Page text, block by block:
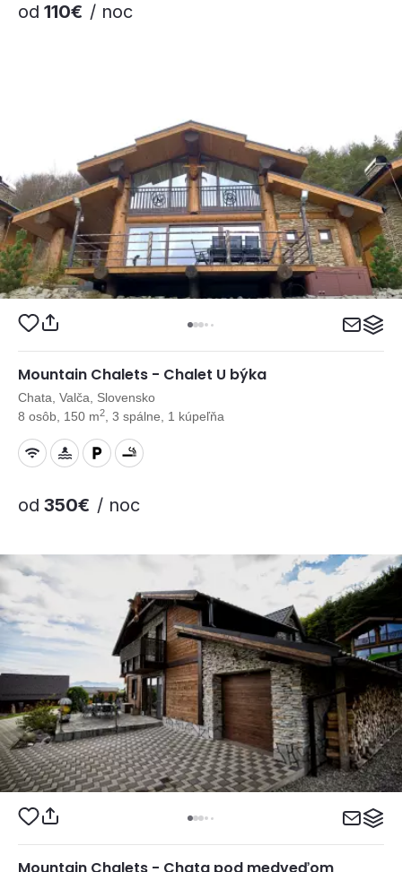
od 110€ / noc
Mountain Chalets - Chalet U býka
Chata, Valča, Slovensko
8 osôb, 150 m2 , 3 spálne, 1 kúpeľňa
od 350€ / noc